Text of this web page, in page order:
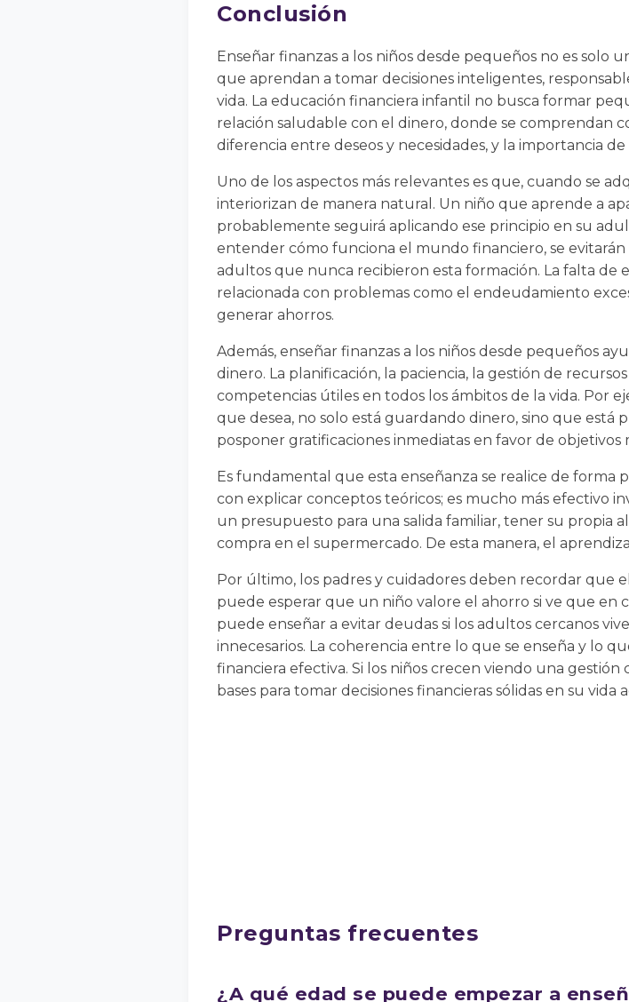
Conclusión
Enseñar finanzas a los niños desde pequeños no es solo
que aprendan a tomar decisiones inteligentes,
vida. La educación financiera infantil no busca formar
relación saludable con el dinero, donde se comprendan
diferencia entre deseos y necesidades, y la importancia
Uno de los aspectos más relevantes es que, cuando se
interiorizan de manera natural. Un niño que aprende a
probablemente seguirá aplicando ese principio en su
entender cómo funciona el mundo financiero, se
adultos que nunca recibieron esta formación. La falta de
relacionada con problemas como el endeudamiento
generar ahorros.
Además, enseñar finanzas a los niños desde pequeños
dinero. La planificación, la paciencia, la gestión de
competencias útiles en todos los ámbitos de la vida. Por
que desea, no solo está guardando dinero, sino que está
posponer gratificaciones inmediatas en favor de objetivos
Es fundamental que esta enseñanza se realice de forma
con explicar conceptos teóricos; es mucho más efectivo
un presupuesto para una salida familiar, tener su propia
compra en el supermercado. De esta manera, el
Por último, los padres y cuidadores deben recordar que
puede esperar que un niño valore el ahorro si ve que en
puede enseñar a evitar deudas si los adultos cercanos
innecesarios. La coherencia entre lo que se enseña y lo
financiera efectiva. Si los niños crecen viendo una
bases para tomar decisiones financieras sólidas en su vida
Preguntas frecuentes
¿A qué edad se puede empezar a